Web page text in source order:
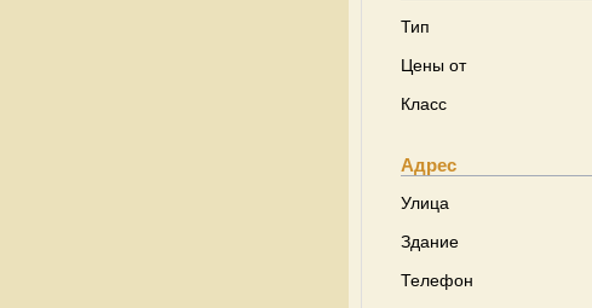
Тип
Цены от
Класс
Адрес
Улица
Здание
Телефон